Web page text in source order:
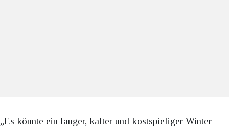
„Es könnte ein langer, kalter und kostspieliger Winter